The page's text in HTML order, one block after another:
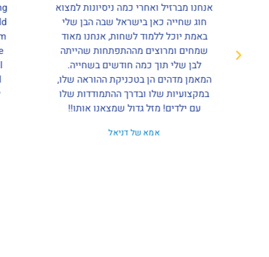
אנחנו מברזיל ואחרי כמה ניסיונות למצוא
חוג שחייה כאן בישראל שבה הבן שלי
באמת יוכל ללמוד לשחות, אנחנו מאוד
שמחים ומרוצים מההתפתחות שהייתה
לבן שלי תוך כמה חודשים בשחייה.
המאמן מדהים הן בטכניקת ההוראה שלו,
במקצועיות שלו ובדרך ההתמודדות שלו
עם ילדים! מזל גדול שמצאנו אותו!!
אמא של דניאל